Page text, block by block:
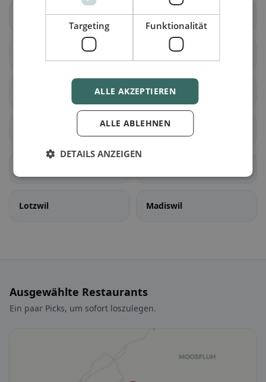
Rapperswil (BE) Schüpfen
Aarwangen
Bannwil
Busswil bei Melchnau
Lotzwil Madiswil
Ausgewählte Restaurants
Ein paar Picks, um sofort loszulegen.
Targeting Funktionalität
ALLE AKZEPTIEREN
ALLE ABLEHNEN
DETAILS ANZEIGEN